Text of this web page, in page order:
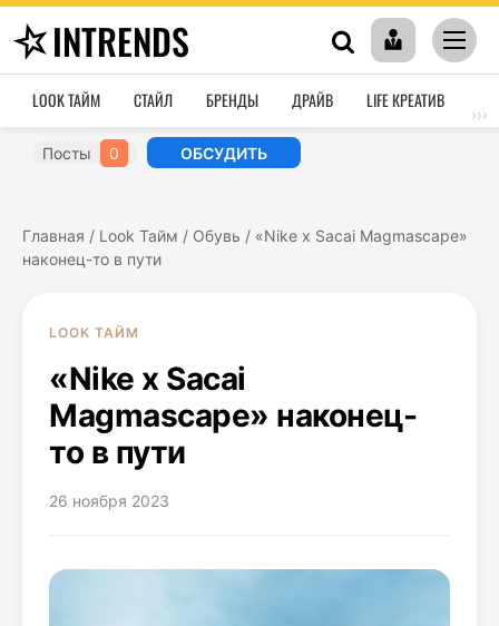
INTRENDS
LOOK ТАЙМ СТАЙЛ БРЕНДЫ ДРАЙВ LIFE КРЕАТИВ
›››
Посты 0 ОБСУДИТЬ
Главная / Look Тайм / Обувь / «Nike x Sacai Magmascape»
наконец-то в пути
LOOK ТАЙМ
«Nike x Sacai
Magmascape» наконец-
то в пути
26 ноября 2023